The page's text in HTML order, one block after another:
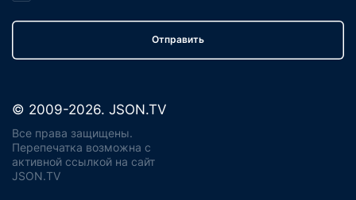
Отправить
© 2009-2026. JSON.TV
Все права защищены.
Перепечатка возможна с
активной ссылкой на сайт
JSON.TV